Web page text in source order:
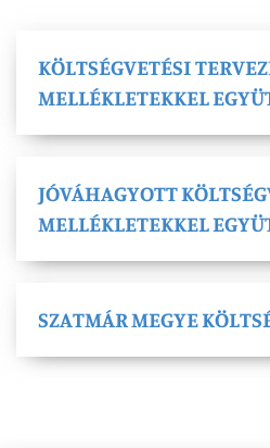
KÖLTSÉGVETÉSI
MELLÉKLETEKKEL
JÓVÁHAGYOTT
MELLÉKLETEKKEL
SZATMÁR MEGYE